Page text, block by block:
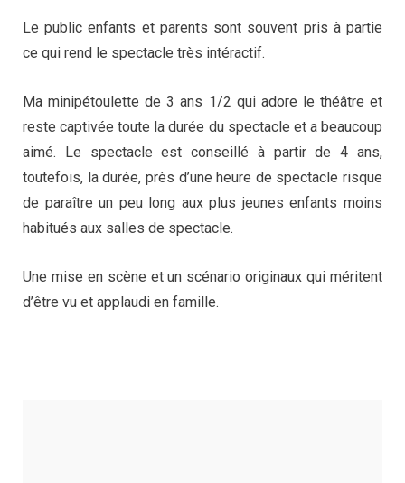
Le public enfants et parents sont souvent pris à partie
ce qui rend le spectacle très intéractif.
Ma minipétoulette de 3 ans 1/2 qui adore le théâtre et
reste captivée toute la durée du spectacle et a beaucoup
aimé. Le spectacle est conseillé à partir de 4 ans,
toutefois, la durée, près d’une heure de spectacle risque
de paraître un peu long aux plus jeunes enfants moins
habitués aux salles de spectacle.
Une mise en scène et un scénario originaux qui méritent
d’être vu et applaudi en famille.